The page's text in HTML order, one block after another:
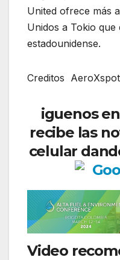
United ofrece más
Unidos a Tokio
estadounidense.
Creditos
iguenos
recibe las
celular
Video